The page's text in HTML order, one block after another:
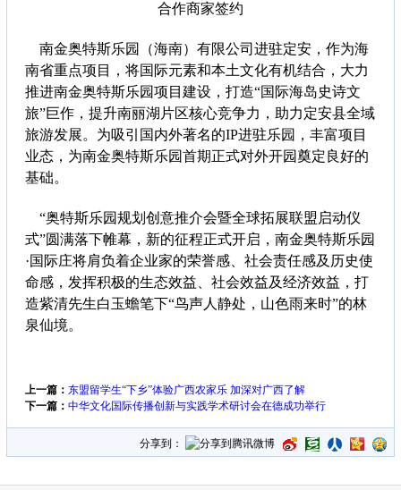
合作商家签约
南金奥特斯乐园（海南）有限公司进驻定安，作为海
南省重点项目，将国际元素和本土文化有机结合，大力
推进南金奥特斯乐园项目建设，打造“国际海岛史诗文
旅”巨作，提升南丽湖片区核心竞争力，助力定安县全域
旅游发展。为吸引国内外著名的IP进驻乐园，丰富项目
业态，为南金奥特斯乐园首期正式对外开园奠定良好的
基础。
“奥特斯乐园规划创意推介会暨全球拓展联盟启动仪
式”圆满落下帷幕，新的征程正式开启，南金奥特斯乐园
·国际庄将肩负着企业家的荣誉感、社会责任感及历史使
命感，发挥积极的生态效益、社会效益及经济效益，打
造紫清先生白玉蟾笔下“鸟声人静处，山色雨来时”的林
泉仙境。
上一篇： 东盟留学生“下乡”体验广西农家乐 加深对广西了解
下一篇： 中华文化国际传播创新与实践学术研讨会在德成功举行
分享到：